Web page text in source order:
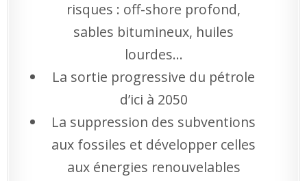
risques : off-shore profond,
sables bitumineux, huiles
lourdes…
La sortie progressive du pétrole
d’ici à 2050
La suppression des subventions
aux fossiles et développer celles
aux énergies renouvelables